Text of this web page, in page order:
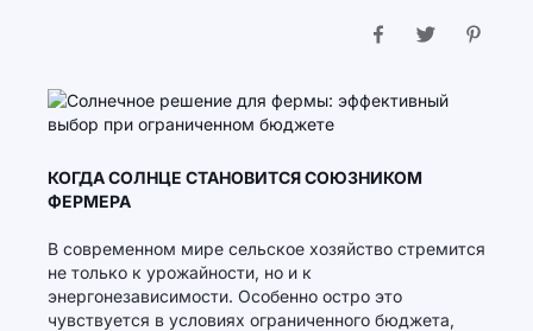
КОГДА СОЛНЦЕ СТАНОВИТСЯ СОЮЗНИКОМ
ФЕРМЕРА
В современном мире сельское хозяйство стремится
не только к урожайности, но и к
энергонезависимости. Особенно остро это
чувствуется в условиях ограниченного бюджета,